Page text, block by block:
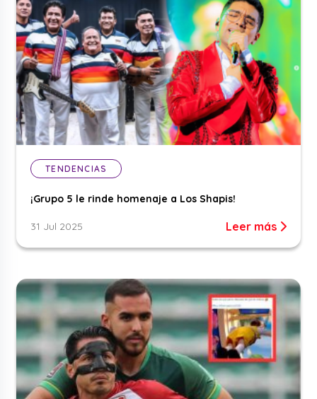
TENDENCIAS
¡Grupo 5 le rinde homenaje a Los Shapis!
31 Jul 2025 Leer más